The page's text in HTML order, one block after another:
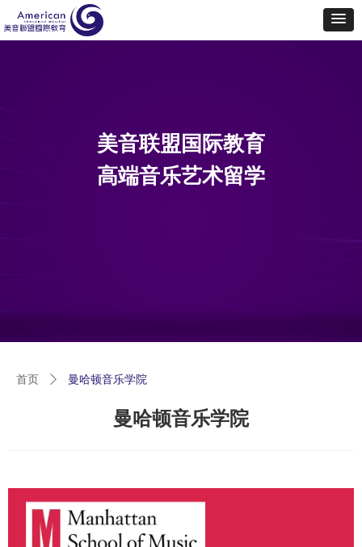
首页 ꄲ 曼哈顿音乐学院
曼哈顿音乐学院
美音联盟国际教育
高端音乐艺术留学